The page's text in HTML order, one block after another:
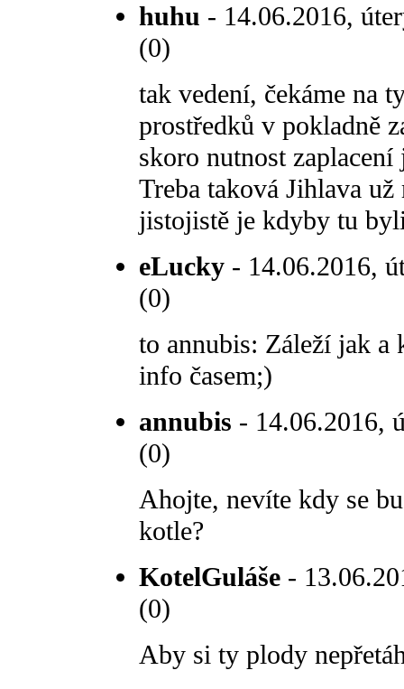
huhu - 14.06.2016,
(0)
tak vedení, čekáme na
prostředků v pokladně
skoro nutnost
Treba taková Jihlava
jistojistě je kdyby tu
eLucky - 14.06.2016,
(0)
to annubis: Záleží jak a
info časem;)
annubis - 14.06.2016,
(0)
Ahojte, nevíte kdy se
kotle?
KotelGuláše -
(0)
Aby si ty plody